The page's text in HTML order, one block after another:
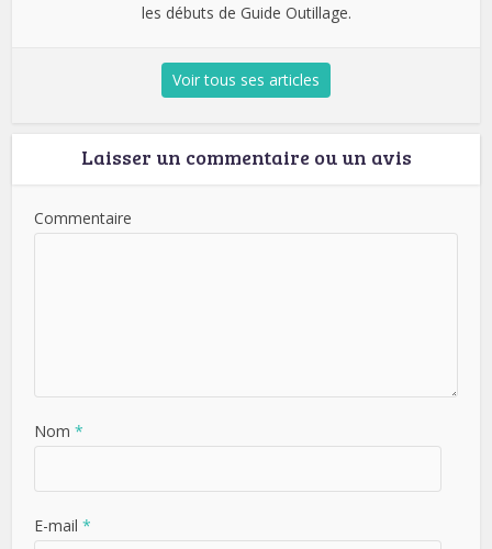
les débuts de Guide Outillage.
Voir tous ses articles
Laisser un commentaire ou un avis
Commentaire
Nom*
E-mail*